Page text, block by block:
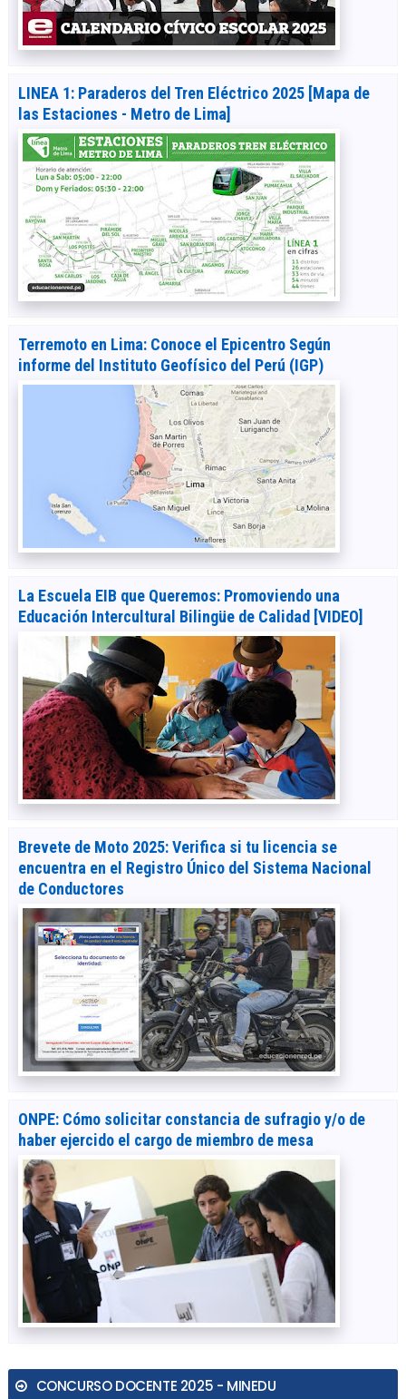
LINEA 1: Paraderos del Tren Eléctrico 2025 [Mapa de
las Estaciones - Metro de Lima]
Terremoto en Lima: Conoce el Epicentro Según
informe del Instituto Geofísico del Perú (IGP)
La Escuela EIB que Queremos: Promoviendo una
Educación Intercultural Bilingüe de Calidad [VIDEO]
Brevete de Moto 2025: Verifica si tu licencia se
encuentra en el Registro Único del Sistema Nacional
de Conductores
ONPE: Cómo solicitar constancia de sufragio y/o de
haber ejercido el cargo de miembro de mesa
CONCURSO DOCENTE 2025 - MINEDU